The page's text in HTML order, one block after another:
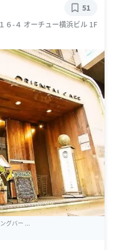
６-４ オーチュー横浜ビル 1F
51
グバー ...